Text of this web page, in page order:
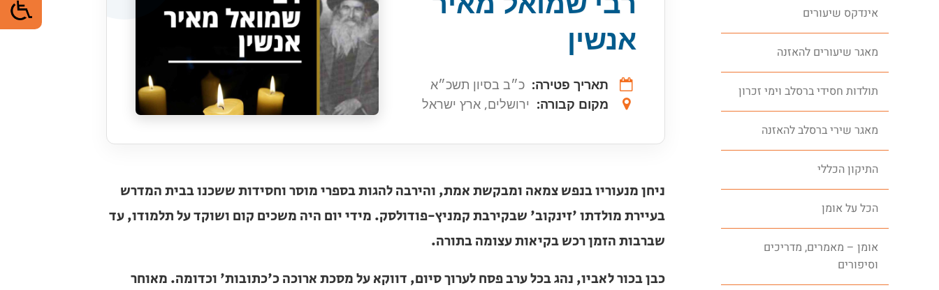
אינדקס שיעורים
מאגר שיעורים להאזנה
תולדות חסידי ברסלב וימי זכרון
מאגר שירי ברסלב להאזנה
התיקון הכללי
הכל על אומן
אומן – מאמרים, מדריכים
וסיפורים
אנשין
תאריך פטירה: כ״ב בסיון תשכ״א
מקום קבורה: ירושלים, ארץ ישראל
ניחן מנעוריו בנפש צמאה ומבקשת אמת, והירבה להגות בספרי מוסר וחסידות ששכנו בבית המדרש
בעיירת מולדתו 'זינקוב' שבקירבת קמניץ-פודולסק. מידי יום היה משכים קום ושוקד על תלמודו,
עד שברבות הזמן רכש בקיאות עצומה בתורה.
כבן בכור לאביו, נהג בכל ערב פסח לערוך סיום, דווקא על מסכת ארוכה כ'כתובות' וכדומה. מאוחר